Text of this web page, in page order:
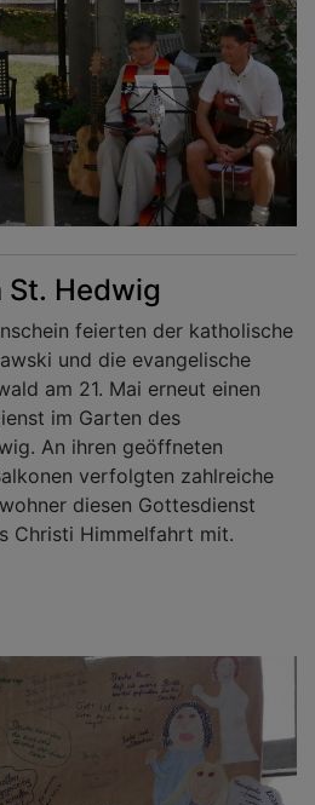
Hedwig
feierten der katholische
und die evangelische
am 21. Mai erneut einen
im Garten des
An ihren geöffneten
verfolgten zahlreiche
diesen Gottesdienst
Christi Himmelfahrt mit.